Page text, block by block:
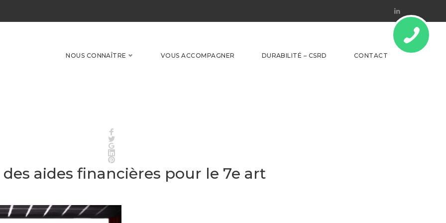
Linkedin
NOUS CONNAÎTRE VOUS ACCOMPAGNER DURABILITÉ – CSRD CONTACT
Twitter
Pinterest
aides financières pour le 7e art